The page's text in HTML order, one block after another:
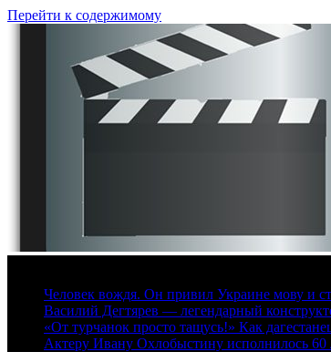
Перейти к содержимому
Человек вождя. Он привил Украине мову и
Василий Дегтярев — легендарный
«От турчанок просто тащусь!» Как
Актеру Ивану Охлобыстину исполнилось 60